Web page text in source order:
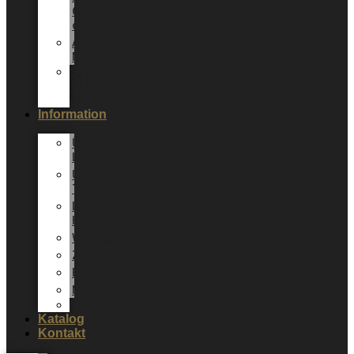
6
cm
Andere
Mixboxen
Information
Über
Unser
Team
HOME
Werdegang
Zertifikate
Energieoptimierung
Neuheiten
Katalog
Kontakt